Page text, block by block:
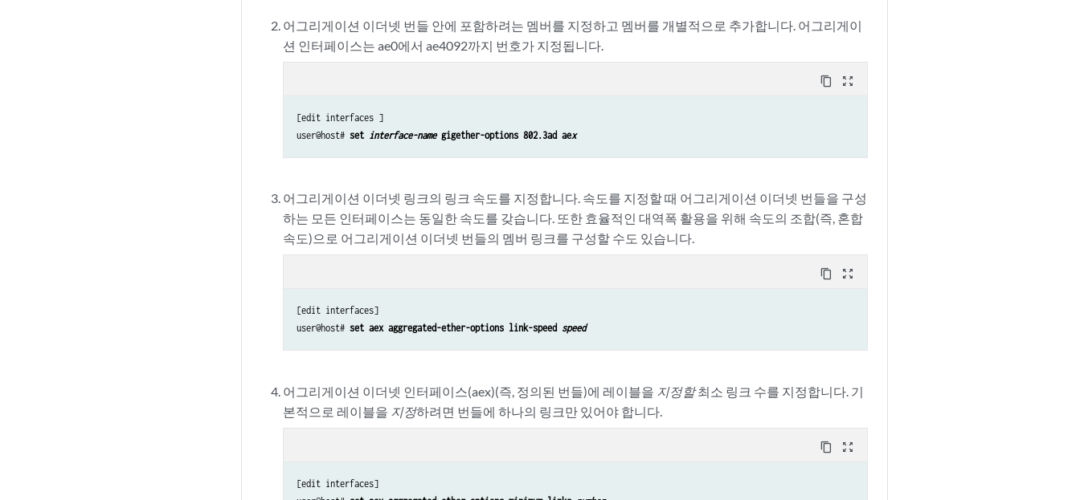
어그리게이션 이더넷 번들 안에 포함하려는 멤버를 지정하고 멤버를 개별적으로 추가합니다. 어그리게이
션 인터페이스는 ae0에서 ae4092까지 번호가 지정됩니다.
content_copy zoom_out_map
[edit interfaces ]
user@host# set interface-name gigether-options 802.3ad aex
어그리게이션 이더넷 링크의 링크 속도를 지정합니다. 속도를 지정할 때 어그리게이션 이더넷 번들을 구성
하는 모든 인터페이스는 동일한 속도를 갖습니다. 또한 효율적인 대역폭 활용을 위해 속도의 조합(즉, 혼합
속도)으로 어그리게이션 이더넷 번들의 멤버 링크를 구성할 수도 있습니다.
content_copy zoom_out_map
[edit interfaces]
user@host# set aex aggregated-ether-options link-speed speed
어그리게이션 이더넷 인터페이스(aex)(즉, 정의된 번들)에 레이블을 지정할최소 링크 수를 지정합니다. 기
본적으로 레이블을 지정하려면 번들에 하나의 링크만 있어야 합니다.
content_copy zoom_out_map
[edit interfaces]